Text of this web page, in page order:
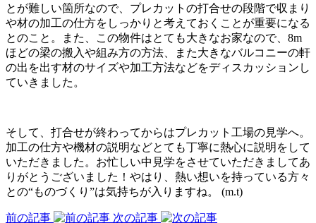
とが難しい箇所なので、プレカットの打合せの段階で収まり
や材の加工の仕方をしっかりと考えておくことが重要になる
とのこと。また、この物件はとても大きなお家なので、8m
ほどの梁の搬入や組み方の方法、また大きなバルコニーの軒
の出を出す材のサイズや加工方法などをディスカッションし
ていきました。
そして、打合せが終わってからはプレカット工場の見学へ。
加工の仕方や機材の説明などとても丁寧に熱心に説明をして
いただきました。お忙しい中見学をさせていただきましてあ
りがとうございました！やはり、熱い想いを持っている方々
との“ものづくり”は気持ちが入りますね。 (m.t)
前の記事 次の記事